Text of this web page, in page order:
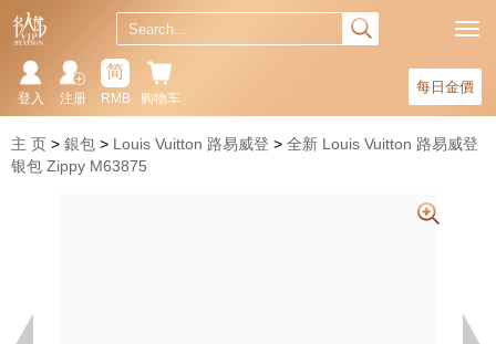
每日金價
购物车
简
RMB
注册
登入
主 页 銀包 Louis Vuitton 路易威登
全新 Louis Vuitton 路易威登
银包 Zippy M63875